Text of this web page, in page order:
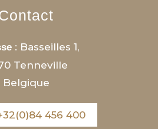
: Basseilles 1,
Tenneville
Belgique
456 400